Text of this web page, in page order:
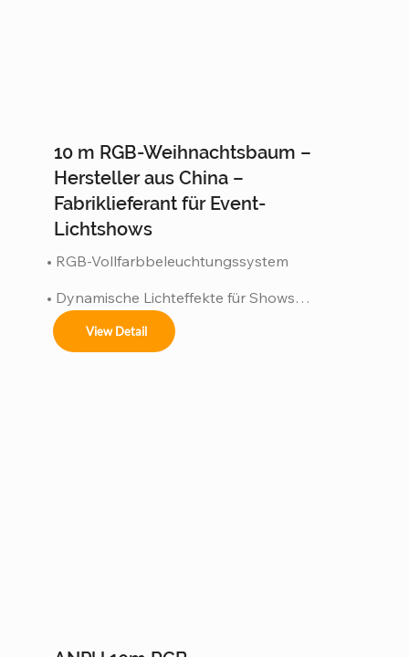
10 m RGB-Weihnachtsbaum –
Hersteller aus China –
Fabriklieferant für Event-
Lichtshows
• RGB-Vollfarbbeleuchtungssystem
• Dynamische Lichteffekte für Shows
• Energieeffiziente LED-Technologie
• Wasserdicht gemäß IP65 für den
Außenbereich
View Detail